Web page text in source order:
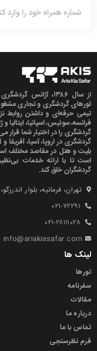
از سال ۱۳۸۶،
تورهای گردشگری و تجاری
تیمی حرفه‌ای و داشتن روابط
فرانسه، سوئیس، اسپانیا،
گردشگری را در اختیار شما
گردشگری در اروپا، آسیا، آفریقا
بلیت و هتل در مقاصد مختلف
است تا با ارائه خدمات
گردشگران خلق کند.
تهران، فرمانیه، بلوار
۰۲۱-۷۲۲۹۱
۰۲۱-۲۸۱۱۱۰۲۸
info@ariakiasafar.com
لینک ها
تورها
سفرنامه
مقالات
درباره ما
تماس با ما
فرم نظرسنجی